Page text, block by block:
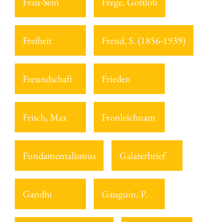
Freiheit Freud, S. (1856-1939)
Freundschaft Frieden
Frisch, Max Fronleichnam
Fundamentalismus Galaterbrief
Gandhi Gauguin, P.